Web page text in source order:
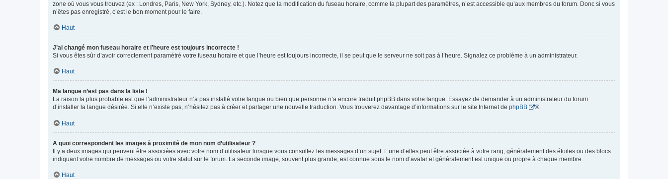
zone où vous vous trouvez (ex : Londres, Paris, New York, Sydney, etc.). Notez que la modification du fuseau horaire, comme la plupart des paramètres, n’est accessible qu’aux membres du forum. Donc si vous
n’êtes pas enregistré, c’est le bon moment pour le faire.
Haut
J’ai changé mon fuseau horaire et l’heure est toujours incorrecte !
Si vous êtes sûr d’avoir correctement paramétré votre fuseau horaire et que l’heure est toujours incorrecte, il se peut que le serveur ne soit pas à l’heure. Signalez ce problème à un administrateur.
Haut
Ma langue n’est pas dans la liste !
La raison la plus probable est que l’administrateur n’a pas installé votre langue ou bien que personne n’a encore traduit phpBB dans votre langue. Essayez de demander à un administrateur du forum
d’installer la langue désirée. Si elle n’existe pas, n’hésitez pas à créer et partager une nouvelle traduction. Vous trouverez davantage d’informations sur le site Internet de phpBB ®.
Haut
A quoi correspondent les images à proximité de mon nom d’utilisateur ?
Il y a deux images qui peuvent être associées avec votre nom d’utilisateur lorsque vous consultez les messages d’un sujet. L’une d’elles peut être associée à votre rang, généralement des étoiles ou des blocs
indiquant votre nombre de messages ou votre statut sur le forum. La seconde image, souvent plus grande, est connue sous le nom d’avatar et généralement est unique ou propre à chaque membre.
Haut